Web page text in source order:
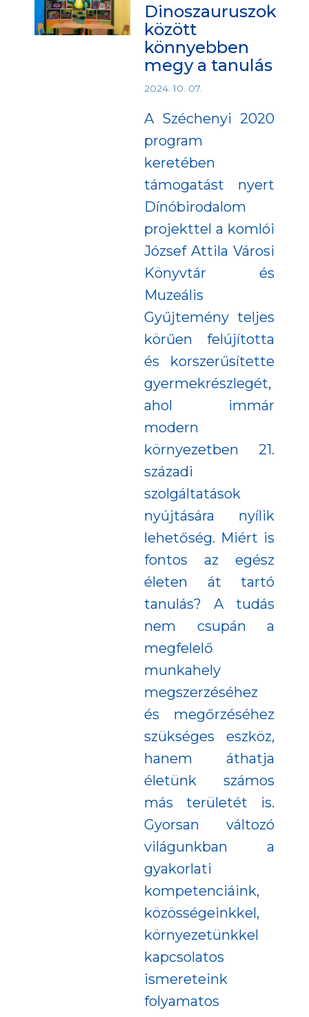
Dinoszauruszok
között
könnyebben
megy a tanulás
2024. 10. 07.
A Széchenyi 2020
program
keretében
támogatást nyert
Dínóbirodalom
projekttel a komlói
József Attila Városi
Könyvtár és
Muzeális
Gyűjtemény teljes
körűen felújította
és korszerűsítette
gyermekrészlegét,
ahol immár
modern
környezetben 21.
századi
szolgáltatások
nyújtására nyílik
lehetőség. Miért is
fontos az egész
életen át tartó
tanulás? A tudás
nem csupán a
megfelelő
munkahely
megszerzéséhez
és megőrzéséhez
szükséges eszköz,
hanem áthatja
életünk számos
más területét is.
Gyorsan változó
világunkban a
gyakorlati
kompetenciáink,
közösségeinkkel,
környezetünkkel
kapcsolatos
ismereteink
folyamatos